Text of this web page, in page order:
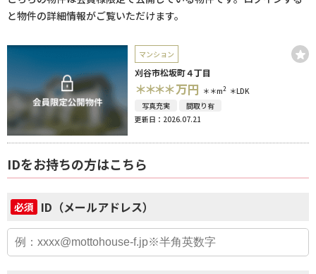
と物件の詳細情報がご覧いただけます。
マンション
刈谷市松坂町４丁目
＊＊＊＊万円 ＊＊m2 ＊LDK
写真充実
間取り有
更新日：2026.07.21
IDをお持ちの方はこちら
必須 ID（メールアドレス）